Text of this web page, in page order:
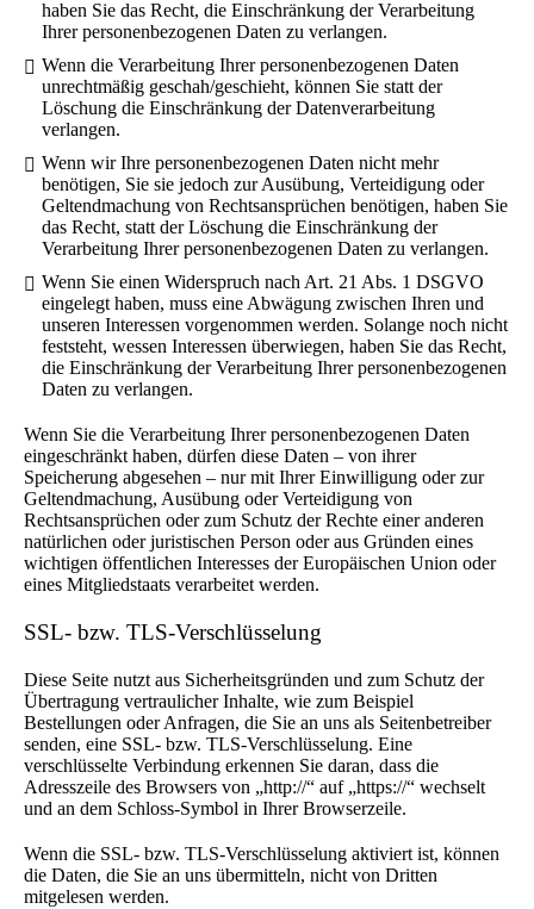
haben Sie das Recht, die Einschränkung der Verarbeitung
Ihrer personenbezogenen Daten zu verlangen.
Wenn die Verarbeitung Ihrer personenbezogenen Daten
unrechtmäßig geschah/geschieht, können Sie statt der
Löschung die Einschränkung der Datenverarbeitung
verlangen.
Wenn wir Ihre personenbezogenen Daten nicht mehr
benötigen, Sie sie jedoch zur Ausübung, Verteidigung oder
Geltendmachung von Rechtsansprüchen benötigen, haben Sie
das Recht, statt der Löschung die Einschränkung der
Verarbeitung Ihrer personenbezogenen Daten zu verlangen.
Wenn Sie einen Widerspruch nach Art. 21 Abs. 1 DSGVO
eingelegt haben, muss eine Abwägung zwischen Ihren und
unseren Interessen vorgenommen werden. Solange noch nicht
feststeht, wessen Interessen überwiegen, haben Sie das Recht,
die Einschränkung der Verarbeitung Ihrer personenbezogenen
Daten zu verlangen.
Wenn Sie die Verarbeitung Ihrer personenbezogenen Daten
eingeschränkt haben, dürfen diese Daten – von ihrer
Speicherung abgesehen – nur mit Ihrer Einwilligung oder zur
Geltendmachung, Ausübung oder Verteidigung von
Rechtsansprüchen oder zum Schutz der Rechte einer anderen
natürlichen oder juristischen Person oder aus Gründen eines
wichtigen öffentlichen Interesses der Europäischen Union oder
eines Mitgliedstaats verarbeitet werden.
SSL- bzw. TLS-Verschlüsselung
Diese Seite nutzt aus Sicherheitsgründen und zum Schutz der
Übertragung vertraulicher Inhalte, wie zum Beispiel
Bestellungen oder Anfragen, die Sie an uns als Seitenbetreiber
senden, eine SSL- bzw. TLS-Verschlüsselung. Eine
verschlüsselte Verbindung erkennen Sie daran, dass die
Adresszeile des Browsers von „http://“ auf „https://“ wechselt
und an dem Schloss-Symbol in Ihrer Browserzeile.
Wenn die SSL- bzw. TLS-Verschlüsselung aktiviert ist, können
die Daten, die Sie an uns übermitteln, nicht von Dritten
mitgelesen werden.